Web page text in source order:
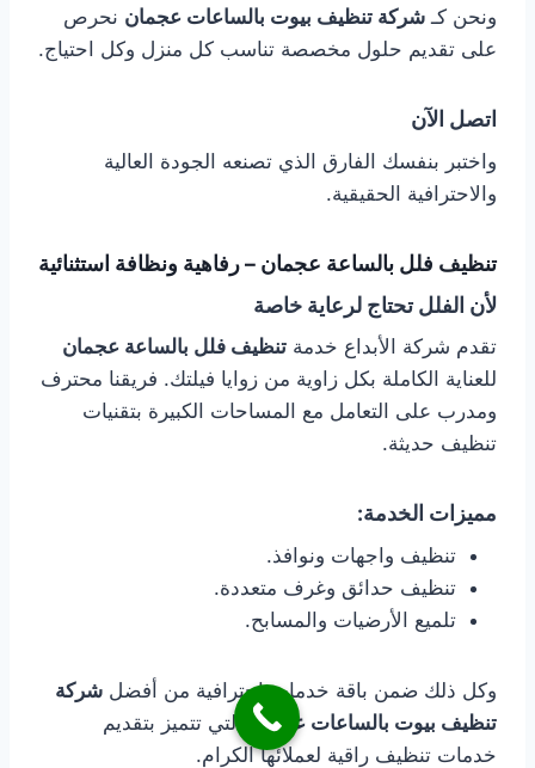
ونحن كـ شركة تنظيف بيوت بالساعات عجمان نحرص
على تقديم حلول مخصصة تناسب كل منزل وكل احتياج.
اتصل الآن
واختبر بنفسك الفارق الذي تصنعه الجودة العالية
والاحترافية الحقيقية.
تنظيف فلل بالساعة عجمان – رفاهية ونظافة استثنائية
لأن الفلل تحتاج لرعاية خاصة
تقدم شركة الأبداع خدمة تنظيف فلل بالساعة عجمان
للعناية الكاملة بكل زاوية من زوايا فيلتك. فريقنا محترف
ومدرب على التعامل مع المساحات الكبيرة بتقنيات
تنظيف حديثة.
مميزات الخدمة:
تنظيف واجهات ونوافذ.
تنظيف حدائق وغرف متعددة.
تلميع الأرضيات والمسابح.
وكل ذلك ضمن باقة خدمات احترافية من أفضل شركة
تنظيف بيوت بالساعات عجمان
التي تتميز بتقديم
خدمات تنظيف راقية لعملائها الكرام.